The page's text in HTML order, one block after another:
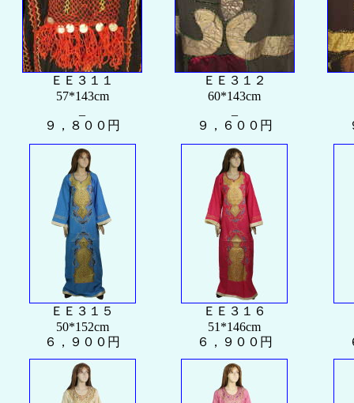
ＥＥ３１１
57*143cm
９，８００円
ＥＥ３１２
60*143cm
９，６００円
ＥＥ３１５
50*152cm
６，９００円
ＥＥ３１６
51*146cm
６，９００円